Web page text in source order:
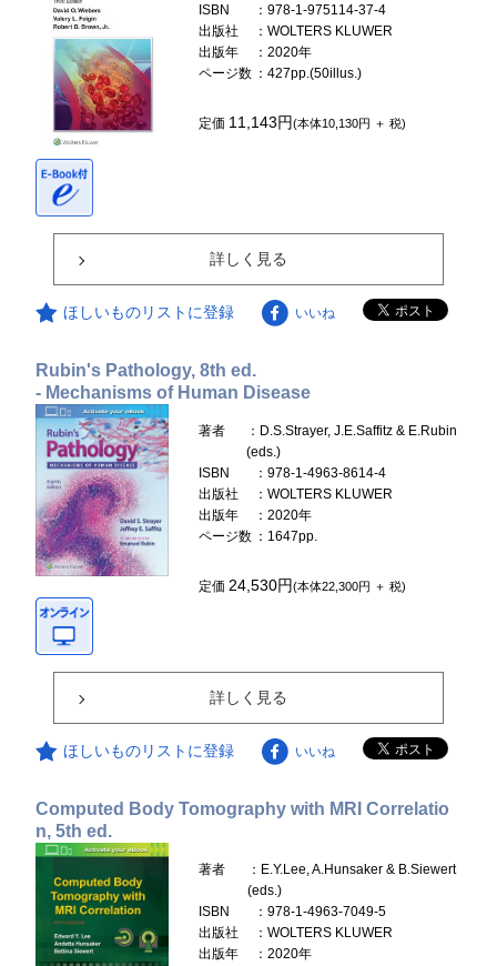
ISBN
：978-1-975114-37-4
出版社
：WOLTERS KLUWER
出版年
：2020年
ページ数 ：427pp.(50illus.)
定価 11,143円(本体10,130円 ＋ 税)
詳しく見る
ほしいものリストに登録 いいね
Rubin's Pathology, 8th ed.
- Mechanisms of Human Disease
著者
：D.S.Strayer, J.E.Saffitz & E.Rubin
(eds.)
ISBN
：978-1-4963-8614-4
出版社
：WOLTERS KLUWER
出版年
：2020年
ページ数 ：1647pp.
定価24,530円(本体22,300円 ＋ 税)
詳しく見る
ほしいものリストに登録 いいね
Computed Body Tomography with MRI Correlatio
n, 5th ed.
著者
：E.Y.Lee, A.Hunsaker & B.Siewert
(eds.)
ISBN
：978-1-4963-7049-5
出版社
：WOLTERS KLUWER
出版年
：2020年